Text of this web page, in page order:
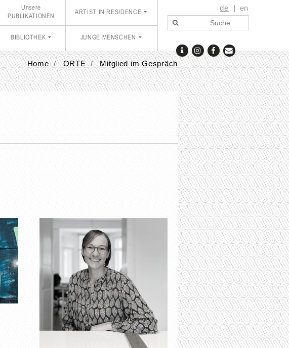
de en
Unsere
PUBLIKATIONEN
ARTIST IN RESIDENCE
BIBLIOTHEK JUNGE MENSCHEN
Home ORTE Mitglied im Gespräch